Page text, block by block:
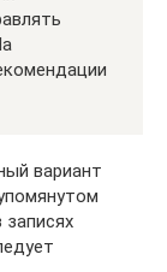
вариант
записях